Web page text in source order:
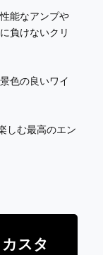
能なアンプや
負けないクリ
色の良いワイ
しむ最高のエン
スタ